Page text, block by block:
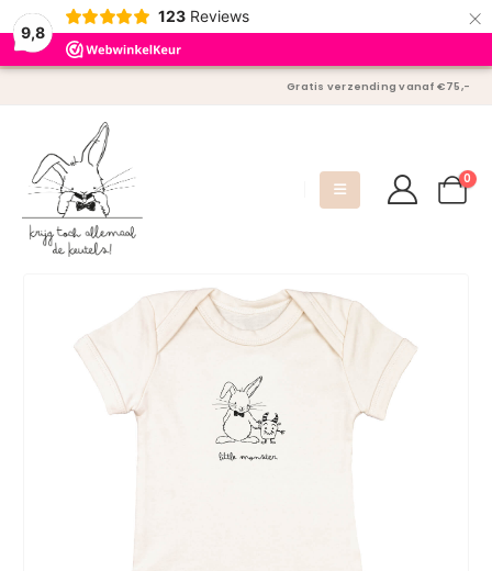
9,8
123 Reviews ×
Gratis verzending vanaf €75,-
0